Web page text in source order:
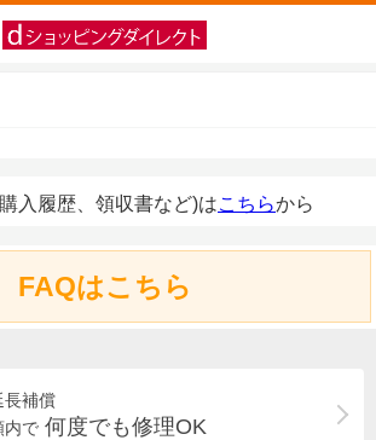
入履歴、領収書など)はこちらから
FAQはこちら
長補償
内で 何度でも修理OK